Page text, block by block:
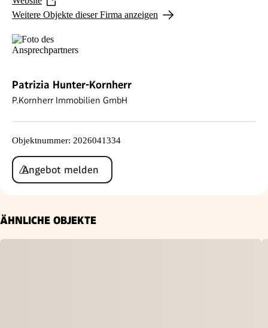
Weitere Objekte dieser Firma anzeigen
Patrizia Hunter-Kornherr
P.Kornherr Immobilien GmbH
Objektnummer: 2026041334
Angebot melden
ÄHNLICHE OBJEKTE